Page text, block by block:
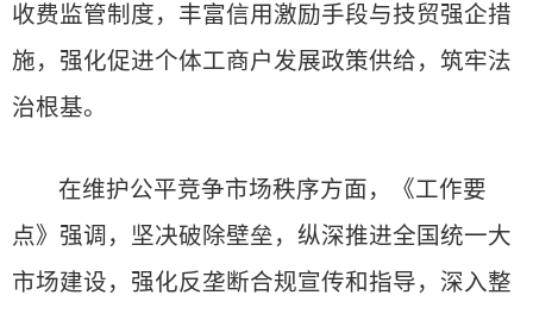
收费监管制度，丰富信用激励手段与技贸强企措
施，强化促进个体工商户发展政策供给，筑牢法
治根基。
在维护公平竞争市场秩序方面，《工作要
点》强调，坚决破除壁垒，纵深推进全国统一大
市场建设，强化反垄断合规宣传和指导，深入整